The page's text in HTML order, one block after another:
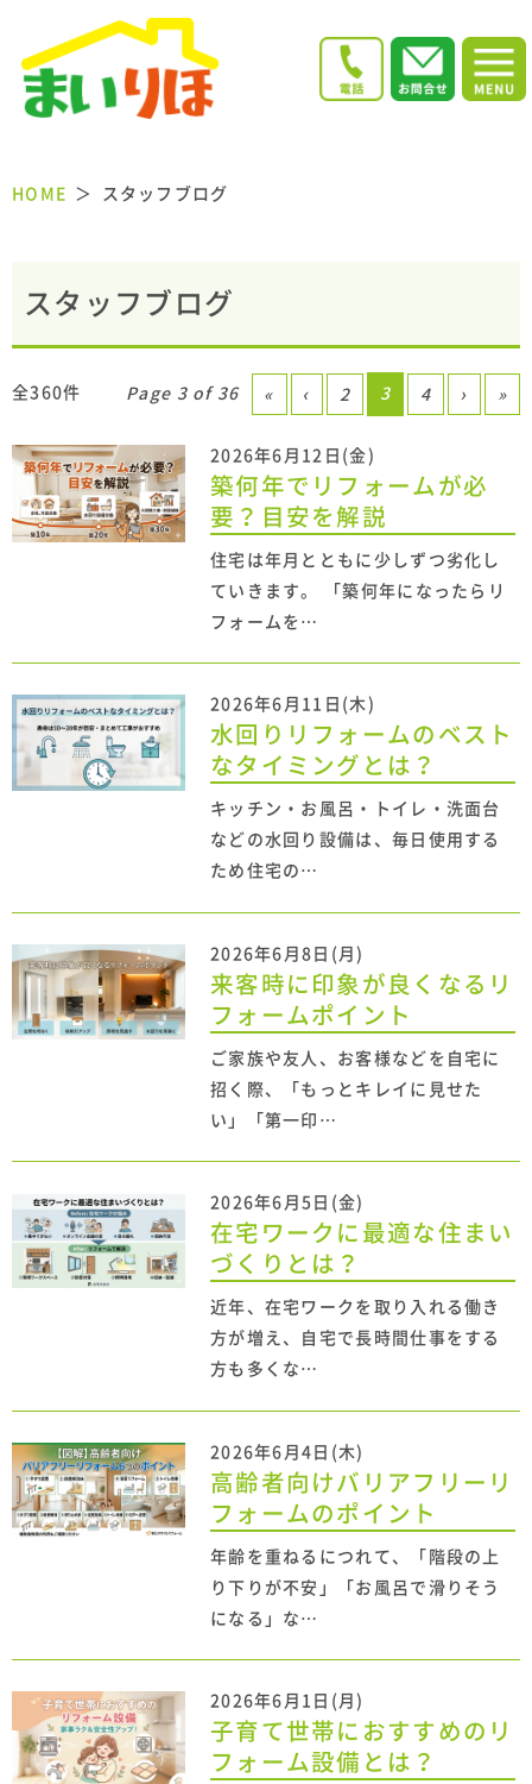
HOME スタッフブログ
スタッフブログ
全360件 Page 3 of 36 « ‹ 2 3 4 › »
2026年6月12日(金)
築何年でリフォームが必
要？目安を解説
住宅は年月とともに少しずつ劣化し
ていきます。 「築何年になったらリ
フォームを…
2026年6月11日(木)
水回りリフォームのベスト
なタイミングとは？
キッチン・お風呂・トイレ・洗面台
などの水回り設備は、毎日使用する
ため住宅の…
2026年6月8日(月)
来客時に印象が良くなるリ
フォームポイント
ご家族や友人、お客様などを自宅に
招く際、「もっとキレイに見せた
い」「第一印…
2026年6月5日(金)
在宅ワークに最適な住まい
づくりとは？
近年、在宅ワークを取り入れる働き
方が増え、自宅で長時間仕事をする
方も多くな…
2026年6月4日(木)
高齢者向けバリアフリーリ
フォームのポイント
年齢を重ねるにつれて、「階段の上
り下りが不安」「お風呂で滑りそう
になる」な…
2026年6月1日(月)
子育て世帯におすすめのリ
フォーム設備とは？